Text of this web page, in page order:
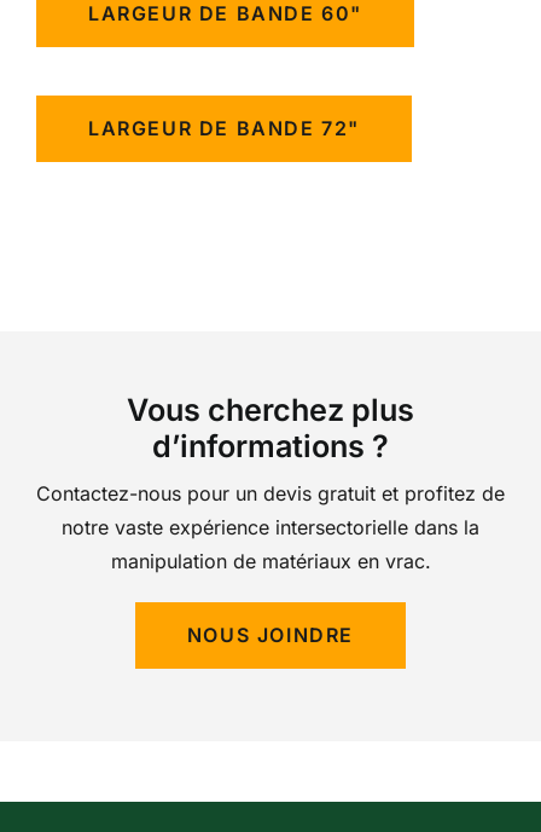
LARGEUR DE BANDE 60"
LARGEUR DE BANDE 72"
Vous cherchez plus
d’informations ?
Contactez-nous pour un devis gratuit et profitez de
notre vaste expérience intersectorielle dans la
manipulation de matériaux en vrac.
NOUS JOINDRE